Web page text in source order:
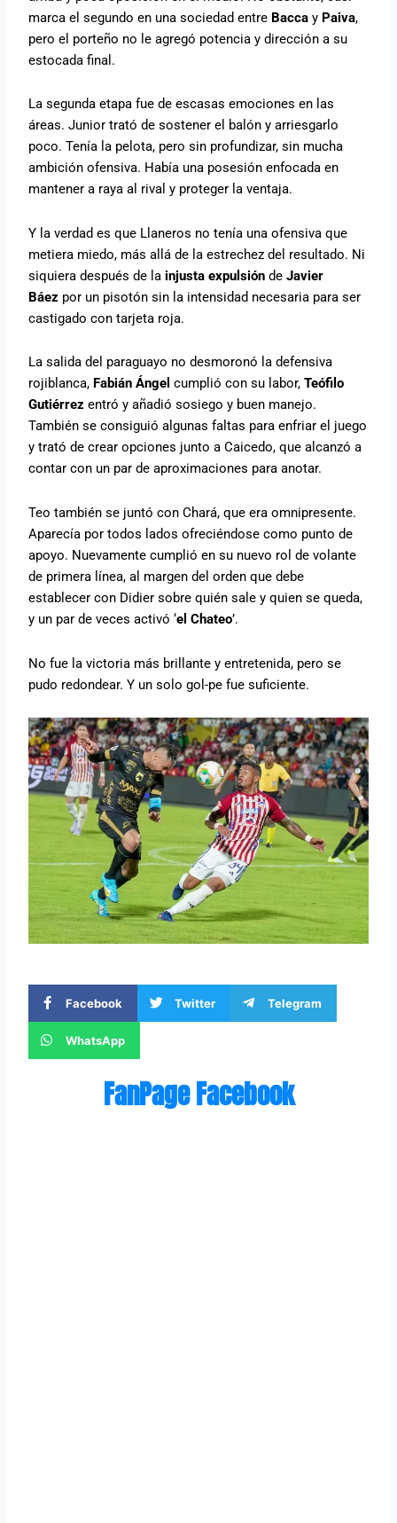
marca el segundo en una sociedad entre Baccay Paiva,
pero el porteño no le agregó potencia y dirección a su
estocada final.
La segunda etapa fue de escasas emociones en las
áreas. Junior trató de sostener el balón y arriesgarlo
poco. Tenía la pelota, pero sin profundizar, sin mucha
ambición ofensiva. Había una posesión enfocada en
mantener a raya al rival y proteger la ventaja.
Y la verdad es que Llaneros no tenía una ofensiva que
metiera miedo, más allá de la estrechez del resultado. Ni
siquiera después de la injusta expulsión deJavier
Báez por un pisotón sin la intensidad necesaria para ser
castigado con tarjeta roja.
La salida del paraguayo no desmoronó la defensiva
rojiblanca, Fabián Ángel cumplió con su labor,Teófilo
Gutiérrezentró y añadió sosiego y buen manejo.
También se consiguió algunas faltas para enfriar el juego
y trató de crear opciones junto a Caicedo, que alcanzó a
contar con un par de aproximaciones para anotar.
Teo también se juntó con Chará, que era omnipresente.
Aparecía por todos lados ofreciéndose como punto de
apoyo. Nuevamente cumplió en su nuevo rol de volante
de primera línea, al margen del orden que debe
establecer con Didier sobre quién sale y quien se queda,
y un par de veces activó ‘el Chateo’.
No fue la victoria más brillante y entretenida, pero se
pudo redondear. Y un solo gol-pe fue suficiente.
Facebook Twitter Telegram
WhatsApp
FanPage Facebook